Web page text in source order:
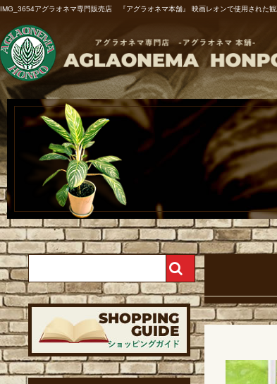
IMG_3654アグラオネマ専門販売店 『アグラオネマ本舗』 映画レオンで使用された